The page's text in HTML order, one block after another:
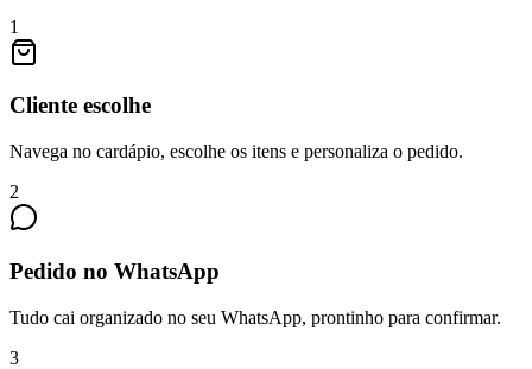
1
Cliente escolhe
Navega no cardápio, escolhe os itens e personaliza o pedido.
2
Pedido no WhatsApp
Tudo cai organizado no seu WhatsApp, prontinho para confirmar.
3